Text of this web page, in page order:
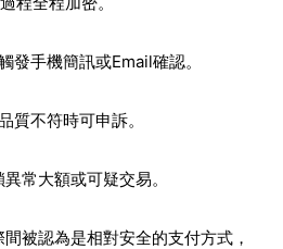
發手機簡訊或Email確認。
質不符時可申訴。
常大額或可疑交易。
被認為是相對安全的支付方式，